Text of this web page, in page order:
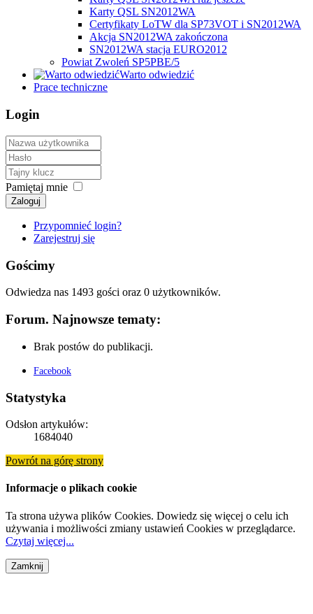
Karty QSL SN2012WA
Certyfikaty LoTW dla SP73VOT i SN2012WA
Akcja SN2012WA zakończona
SN2012WA stacja EURO2012
Powiat Zwoleń SP5PBE/5
Warto odwiedzić
Prace techniczne
Login
Pamiętaj mnie
Zaloguj
Przypomnieć login?
Zarejestruj się
Gościmy
Odwiedza nas 1493 gości oraz 0 użytkowników.
Forum. Najnowsze tematy:
Brak postów do publikacji.
Facebook
Statystyka
Odsłon artykułów:
1684040
Powrót na górę strony
Informacje o plikach cookie
Ta strona używa plików Cookies. Dowiedz się więcej o celu ich
używania i możliwości zmiany ustawień Cookies w przeglądarce.
Czytaj więcej...